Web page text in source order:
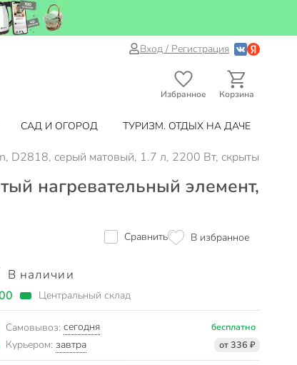
Вход / Регистрация
Избранное Корзина
САД И ОГОРОД ТУРИЗМ. ОТДЫХ НА ДАЧЕ
D2818, серый матовый, 1.7 л, 2200 Вт, скрытый
нагревательный элемент,
Сравнить В избранное
В наличии
Центральный склад
Самовывоз: сегодня бесплатно
Курьером: завтра от 336 ₽